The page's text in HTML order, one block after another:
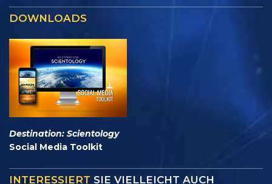
DOWNLOADS
Destination: Scientology
Social Media Toolkit
INTERESSIERT SIE VIELLEICHT AUCH